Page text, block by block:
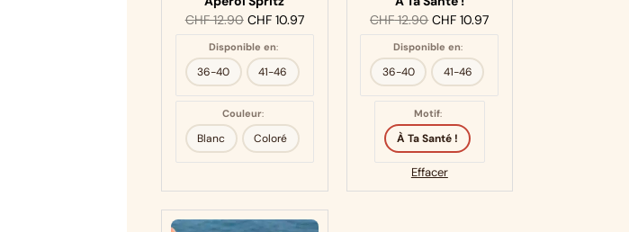
CHF12.90 CHF10.97
Disponible en:
36-40 41-46
Couleur:
Blanc Coloré
CHF12.90 CHF 10.97
Disponible en:
36-40 41-46
Motif:
À Ta Santé !
Effacer